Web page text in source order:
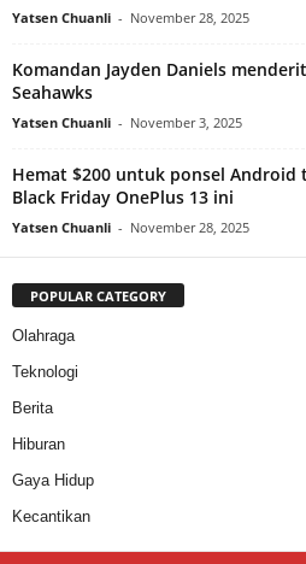
Yatsen Chuanli - November 28, 2025
Komandan Jayden Daniels
Seahawks
Yatsen Chuanli - November 3, 2025
Hemat $200 untuk ponsel Android
Black Friday OnePlus 13 ini
Yatsen Chuanli - November 28, 2025
POPULAR CATEGORY
Olahraga
Teknologi
Berita
Hiburan
Gaya Hidup
Kecantikan